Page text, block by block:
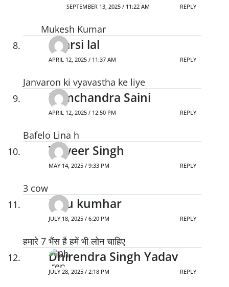
SEPTEMBER 13, 2025 / 11:22 AM REPLY
Mukesh Kumar
Gyarsi lal
APRIL 12, 2025 / 11:37 AM REPLY
Janvaron ki vyavastha ke liye
Ramchandra Saini
APRIL 12, 2025 / 12:50 PM REPLY
Bafelo Lina h
Tejveer Singh
MAY 14, 2025 / 9:33 PM REPLY
3 cow
Kalu kumhar
JULY 18, 2025 / 6:20 PM REPLY
हमारे 7 भैंस है हमें भी लोन चाहिए
Dhirendra Singh Yadav
JULY 28, 2025 / 2:18 PM REPLY